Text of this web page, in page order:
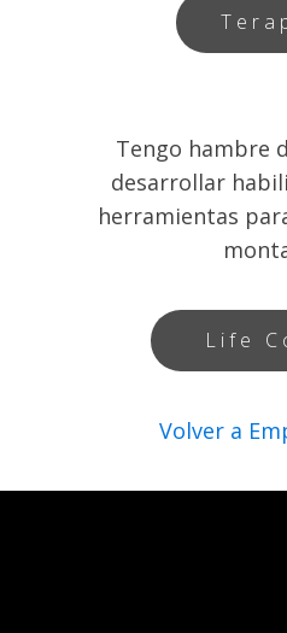
Tengo hambre
desarrollar
herramientas
Life
Volver a